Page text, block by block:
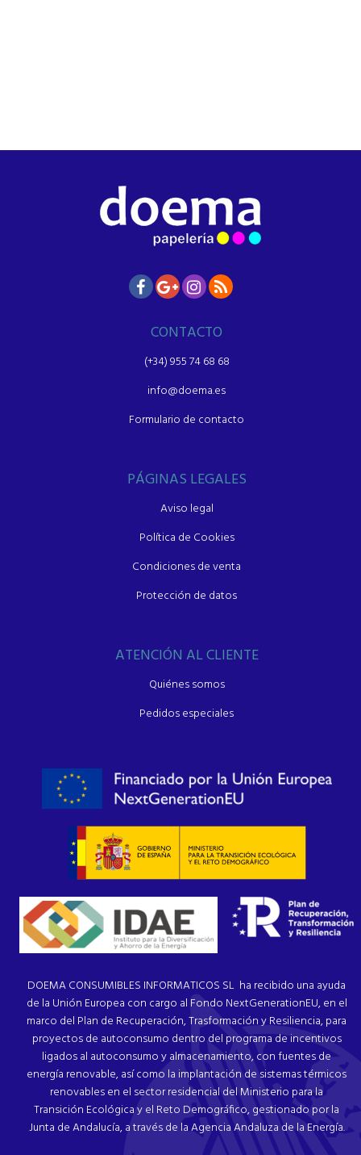
CONTACTO
(+34) 955 74 68 68
info@doema.es
Formulario de contacto
PÁGINAS LEGALES
Aviso legal
Política de Cookies
Condiciones de venta
Protección de datos
ATENCIÓN AL CLIENTE
Quiénes somos
Pedidos especiales
DOEMA CONSUMIBLES INFORMATICOS SL ha recibido una ayuda
de la Unión Europea con cargo al Fondo NextGenerationEU, en el
marco del Plan de Recuperación, Trasformación y Resiliencia, para
proyectos de autoconsumo dentro del programa de incentivos
ligados al autoconsumo y almacenamiento, con fuentes de
energía renovable, así como la implantación de sistemas térmicos
renovables en el sector residencial del Ministerio para la
Transición Ecológica y el Reto Demográfico, gestionado por la
Junta de Andalucía, a través de la Agencia Andaluza de la Energía.